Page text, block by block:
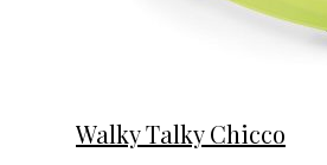
Walky Talky Chicco